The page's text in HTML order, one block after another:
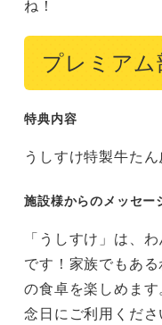
ね！
プレミアム
特典内容
うしすけ特製牛た
施設様からのメッセー
「うしすけ」は、
です！家族でもあ
の食卓を楽しめま
念日にご利用くださ